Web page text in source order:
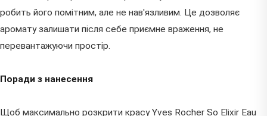
робить його помітним, але не нав'язливим. Це дозволяє
аромату залишати після себе приємне враження, не
перевантажуючи простір.
Поради з нанесення
Щоб максимально розкрити красу Yves Rocher So Elixir Eau